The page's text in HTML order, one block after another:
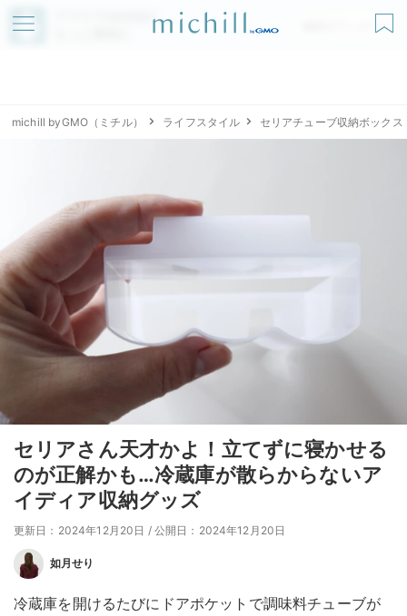
アプリでmichillが
無料ダウンロード
michill byGMO（ミチル） ライフスタイル セリアチューブ収納ボックス
セリアさん天才かよ！立てずに寝かせる
のが正解かも…冷蔵庫が散らからないア
イディア収納グッズ
更新日：2024年12月20日 / 公開日：2024年12月20日
如月せり
冷蔵庫を開けるたびにドアポケットで調味料チューブが